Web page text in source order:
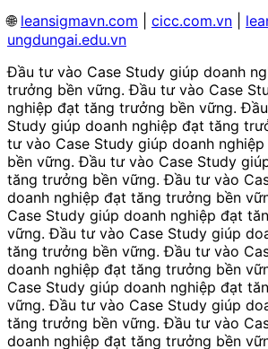
🌐 leansigmavn.com cicc.com.vn
ungdungai.edu.vn
Đầu tư vào Case Study giúp doanh
trưởng bền vững. Đầu tư vào Case
nghiệp đạt tăng trưởng bền vững.
Study giúp doanh nghiệp đạt tăng
tư vào Case Study giúp doanh
bền vững. Đầu tư vào Case Study
tăng trưởng bền vững. Đầu tư vào
doanh nghiệp đạt tăng trưởng bền
Case Study giúp doanh nghiệp đạt
vững. Đầu tư vào Case Study giúp
tăng trưởng bền vững. Đầu tư vào
doanh nghiệp đạt tăng trưởng bền
Case Study giúp doanh nghiệp đạt
vững. Đầu tư vào Case Study giúp
tăng trưởng bền vững. Đầu tư vào
doanh nghiệp đạt tăng trưởng bền